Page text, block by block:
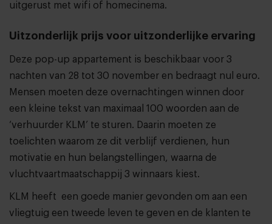
uitgerust met wifi of homecinema.
Uitzonderlijk prijs voor uitzonderlijke ervaring
Deze pop-up appartement is beschikbaar voor 3
nachten van 28 tot 30 november en bedraagt nul euro.
Mensen moeten deze overnachtingen winnen door
een kleine tekst van maximaal 100 woorden aan de
‘verhuurder KLM’ te sturen. Daarin moeten ze
toelichten waarom ze dit verblijf verdienen, hun
motivatie en hun belangstellingen, waarna de
vluchtvaartmaatschappij 3 winnaars kiest.
KLM heeft een goede manier gevonden om aan een
vliegtuig een tweede leven te geven en de klanten te